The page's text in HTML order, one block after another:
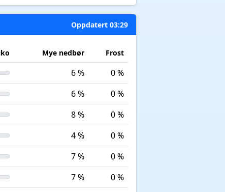
Oppdatert 03:29
Mye nedbør Frost
6 %
0 %
6 %
0 %
8 %
0 %
4 %
0 %
7 %
0 %
7 %
0 %